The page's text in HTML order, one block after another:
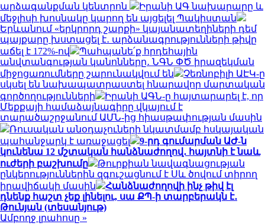
արձագանքման կենտրոն
Իրանի ԱԳ նախարարը և
մեջլիսի խոսնակը կարող են այցելել Պակիստան
Երևանում «երկրորդ շարքի» կայանատեղիների դեմ
պայքարը խստացել է․ արձանագրությունների թիվը
աճել է 172%-ով
Պահպանե՛ք հրդեհային
անվտանգության կանոնները․ ՆԳՆ ՓԾ իրազեկման
միջոցառումները շարունակվում են
Չեռնոբիլի ԱԷԿ-ը
սկսել են նախապատրաստել հնարավոր մարտական
գործողությունների
Իրանի ԱԳՆ-ը հայտարարել է, որ
Մեքքայի համաձայնագիրը վկայում է
տարածաշրջանում ԱՄՆ-ից հիասթափության մասին
Ռուսական անօդաչուների նկատմամբ հսկայական
պահանջարկ է առաջացել
9-րդ գումարման ԱԺ-ն
կունենա 12 մշտական հանձնաժողով․ հայտնի է նաև
ուժերի բաշխումը
Թուրքիան նավագնացության
ընկերություններին զգուշացնում է Սև ծովում տիրող
իրավիճակի մասին
Հանձնաժողովի ինչ թիվ էլ
դնենք հաշտ չեք լինելու, սա ՔՊ-ի տարբերակն է․
Թունյան (տեսանյութ)
Ամբողջ լրահոսը »